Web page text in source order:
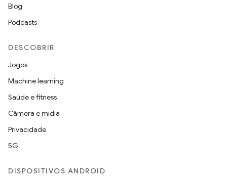
Blog
Podcasts
DESCOBRIR
Jogos
Machine learning
Saúde e fitness
Câmera e mídia
Privacidade
5G
DISPOSITIVOS ANDROID